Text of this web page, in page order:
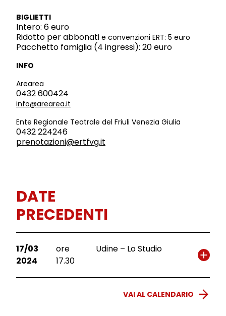
BIGLIETTI
Intero: 6 euro
Ridotto per abbonati e convenzioni ERT: 5 euro
Pacchetto famiglia (4 ingressi): 20 euro
INFO
Arearea
0432 600424
info@arearea.it
Ente Regionale Teatrale del Friuli Venezia Giulia
0432 224246
prenotazioni@ertfvg.it
DATE
PRECEDENTI
17/03
2024
ore
17.30
Udine – Lo Studio
VAI AL CALENDARIO